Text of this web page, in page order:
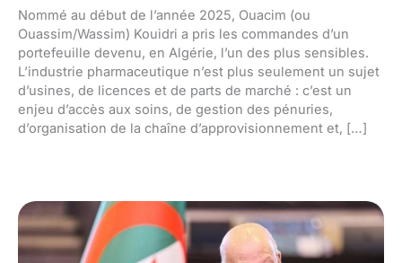
Nommé au début de l’année 2025, Ouacim (ou
Ouassim/Wassim) Kouidri a pris les commandes d’un
portefeuille devenu, en Algérie, l’un des plus sensibles.
L’industrie pharmaceutique n’est plus seulement un sujet
d’usines, de licences et de parts de marché : c’est un
enjeu d’accès aux soins, de gestion des pénuries,
d’organisation de la chaîne d’approvisionnement et, […]